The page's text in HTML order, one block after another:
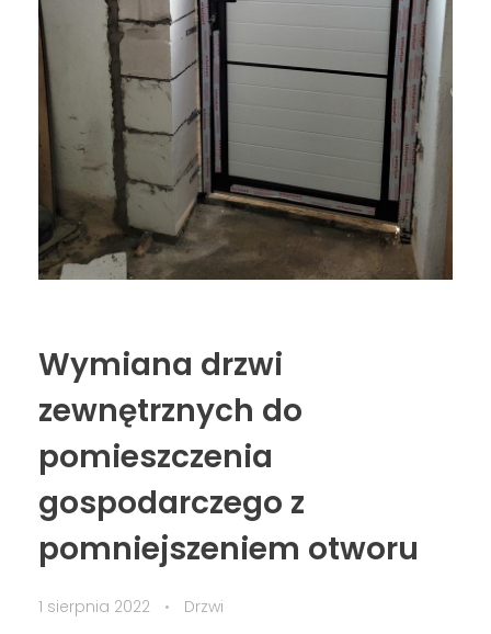
Wymiana drzwi
zewnętrznych do
pomieszczenia
gospodarczego z
pomniejszeniem otworu
1 sierpnia 2022 Drzwi